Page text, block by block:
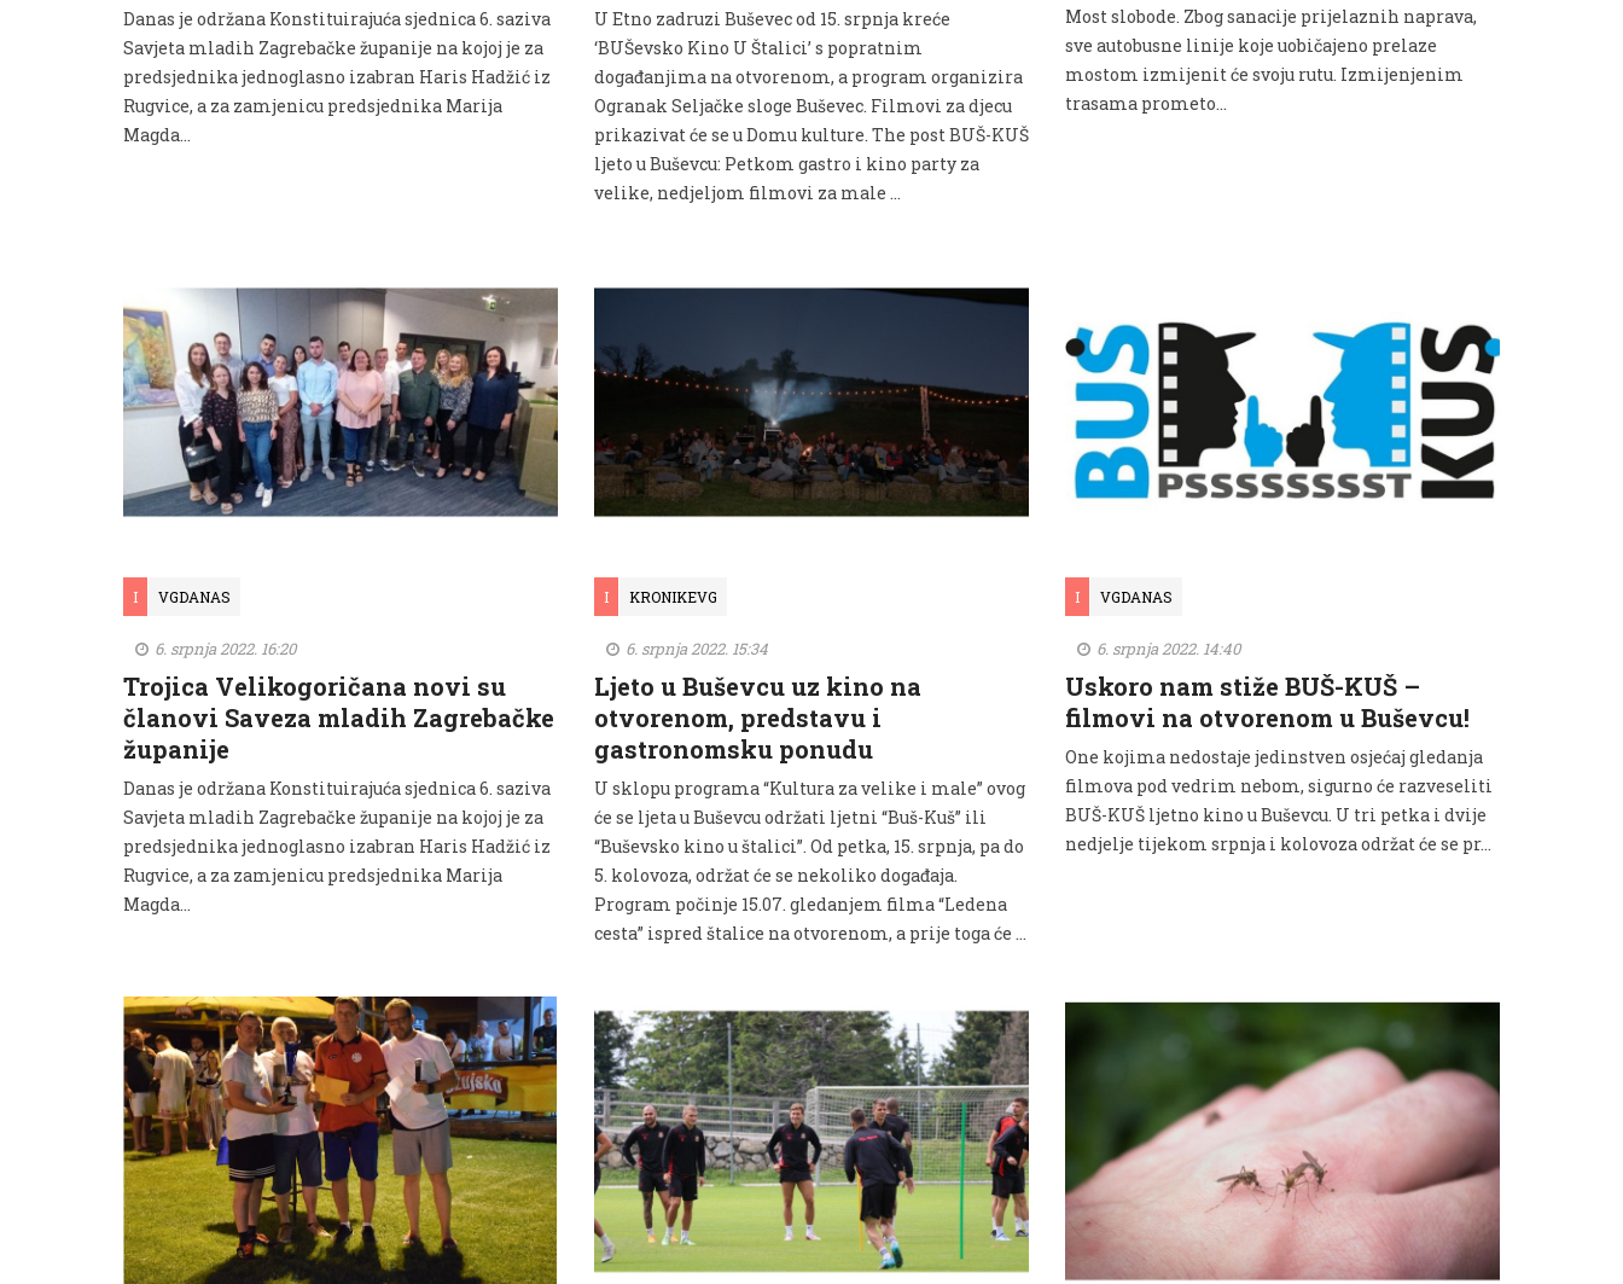
Danas je održana Konstituirajuća sjednica 6. saziva
Savjeta mladih Zagrebačke županije na kojoj je za
predsjednika jednoglasno izabran Haris Hadžić iz
Rugvice, a za zamjenicu predsjednika Marija
Magda...
U Etno zadruzi Buševec od 15. srpnja kreće
‘BUŠevsko Kino U Štalici’ s popratnim
događanjima na otvorenom, a program organizira
Ogranak Seljačke sloge Buševec. Filmovi za djecu
prikazivat će se u Domu kulture. The post BUŠ-KUŠ
ljeto u Buševcu: Petkom gastro i kino party za
velike, nedjeljom filmovi za male …
Most slobode. Zbog sanacije prijelaznih naprava,
sve autobusne linije koje uobičajeno prelaze
mostom izmijenit će svoju rutu. Izmijenjenim
trasama prometo...
I VGDANAS
6. srpnja 2022. 16:20
Trojica Velikogoričana novi su
članovi Saveza mladih Zagrebačke
županije
Danas je održana Konstituirajuća sjednica 6. saziva
Savjeta mladih Zagrebačke županije na kojoj je za
predsjednika jednoglasno izabran Haris Hadžić iz
Rugvice, a za zamjenicu predsjednika Marija
Magda...
I KRONIKEVG
6. srpnja 2022. 15:34
Ljeto u Buševcu uz kino na
otvorenom, predstavu i
gastronomsku ponudu
U sklopu programa “Kultura za velike i male” ovog
će se ljeta u Buševcu održati ljetni “Buš-Kuš” ili
“Buševsko kino u štalici”. Od petka, 15. srpnja, pa do
5. kolovoza, održat će se nekoliko događaja.
Program počinje 15.07. gledanjem filma “Ledena
cesta” ispred štalice na otvorenom, a prije toga će …
I VGDANAS
6. srpnja 2022. 14:40
Uskoro nam stiže BUŠ-KUŠ –
filmovi na otvorenom u Buševcu!
One kojima nedostaje jedinstven osjećaj gledanja
filmova pod vedrim nebom, sigurno će razveseliti
BUŠ-KUŠ ljetno kino u Buševcu. U tri petka i dvije
nedjelje tijekom srpnja i kolovoza održat će se pr...